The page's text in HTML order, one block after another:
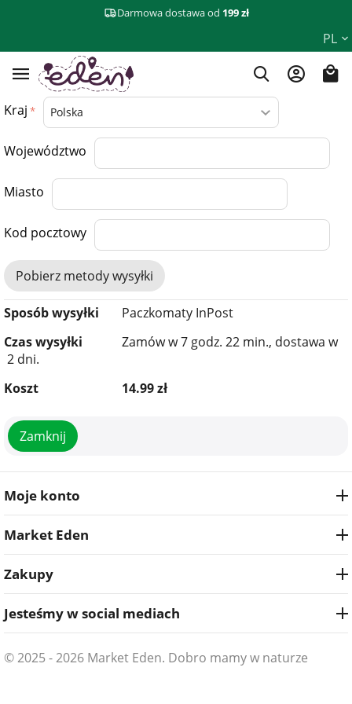
Darmowa dostawa od 199 zł
PL
Kraj
Województwo
Miasto
Kod pocztowy
Pobierz metody wysyłki
Sposób wysyłki
Paczkomaty InPost
Czas wysyłki
Zamów w 7 godz. 22 min., dostawa w​​
2 dni.
Koszt
14.99zł
Zamknij
Moje konto
Market Eden
Zakupy
Jesteśmy w social mediach
© 2025 - 2026 Market Eden. Dobro mamy w naturze